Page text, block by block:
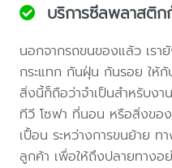
บริการซีลพลาสติก
นอกจากรถขนของแล้ว เร
กระแทก กันฝุ่น กันรอย ให้
สิ่งนี้ก็ถือว่าจำเป็นสำหรับง
ทีวี โซฟา ที่นอน หรือสิ่งขอ
เปื้อน ระหว่างการขนย้าย ท
ลูกค้า เพื่อให้ถึงปลายทาง